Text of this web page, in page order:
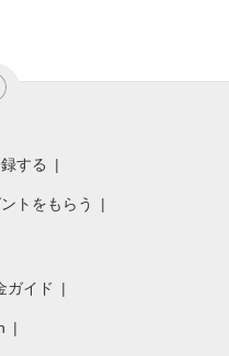
する
トをもらう
ガイド